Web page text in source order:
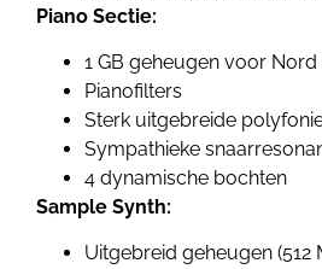
Piano Sectie:
1 GB geheugen voor
Pianofilters
Sterk uitgebreide
Sympathieke
4 dynamische bochten
Sample Synth:
Uitgebreid geheugen (512